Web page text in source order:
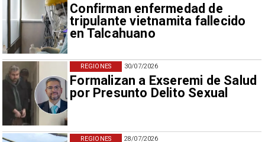
Confirman enfermedad de
tripulante vietnamita fallecido
en Talcahuano
30/07/2026
Formalizan a Exseremi de Salud
por Presunto Delito Sexual
REGIONES
28/07/2026
REGIONES